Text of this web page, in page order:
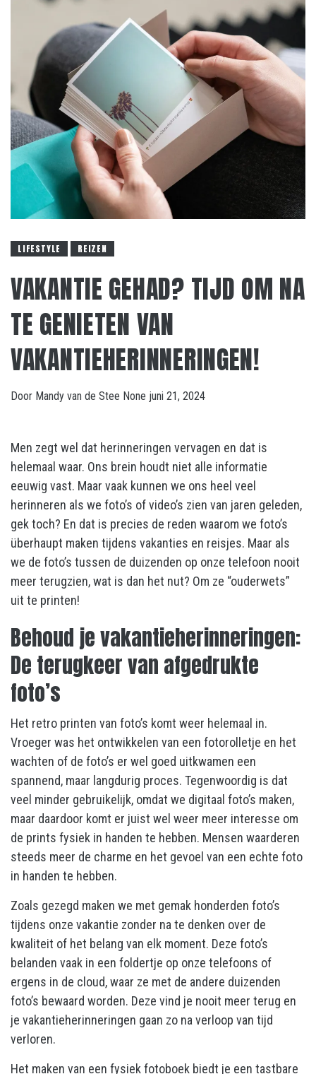
LIFESTYLE REIZEN
VAKANTIE GEHAD? TIJD OM NA
TE GENIETEN VAN
VAKANTIEHERINNERINGEN!
Door Mandy van de Stee None juni 21, 2024
Men zegt wel dat herinneringen vervagen en dat is
helemaal waar. Ons brein houdt niet alle informatie
eeuwig vast. Maar vaak kunnen we ons heel veel
herinneren als we foto’s of video’s zien van jaren geleden,
gek toch? En dat is precies de reden waarom we foto’s
überhaupt maken tijdens vakanties en reisjes. Maar als
we de foto’s tussen de duizenden op onze telefoon nooit
meer terugzien, wat is dan het nut? Om ze “ouderwets”
uit te printen!
Behoud je vakantieherinneringen:
De terugkeer van afgedrukte
foto’s
Het retro printen van foto’s komt weer helemaal in.
Vroeger was het ontwikkelen van een fotorolletje en het
wachten of de foto’s er wel goed uitkwamen een
spannend, maar langdurig proces. Tegenwoordig is dat
veel minder gebruikelijk, omdat we digitaal foto’s maken,
maar daardoor komt er juist wel weer meer interesse om
de prints fysiek in handen te hebben. Mensen waarderen
steeds meer de charme en het gevoel van een echte foto
in handen te hebben.
Zoals gezegd maken we met gemak honderden foto’s
tijdens onze vakantie zonder na te denken over de
kwaliteit of het belang van elk moment. Deze foto’s
belanden vaak in een foldertje op onze telefoons of
ergens in de cloud, waar ze met de andere duizenden
foto’s bewaard worden. Deze vind je nooit meer terug en
je vakantieherinneringen gaan zo na verloop van tijd
verloren.
Het maken van een fysiek fotoboek biedt je een tastbare